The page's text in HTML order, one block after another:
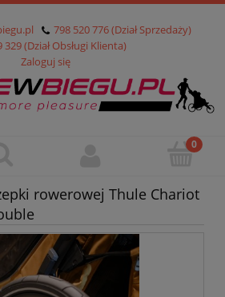
798 520 776 (Dział Sprzedaży)
329 (Dział Obsługi Klienta)
Zaloguj się
rowerowej Thule Chariot